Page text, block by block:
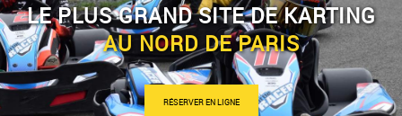
LE PLUS GRAND SITE DE KARTING
AU NORD DE PARIS
RÉSERVER EN LIGNE